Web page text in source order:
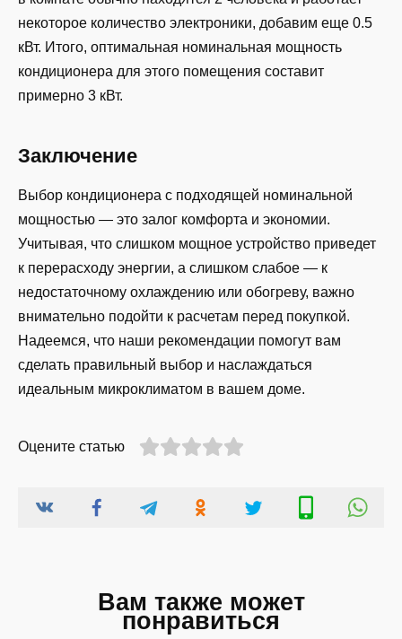
некоторое количество электроники, добавим еще 0.5
кВт. Итого, оптимальная номинальная мощность
кондиционера для этого помещения составит
примерно 3 кВт.
Заключение
Выбор кондиционера с подходящей номинальной
мощностью — это залог комфорта и экономии.
Учитывая, что слишком мощное устройство приведет
к перерасходу энергии, а слишком слабое — к
недостаточному охлаждению или обогреву, важно
внимательно подойти к расчетам перед покупкой.
Надеемся, что наши рекомендации помогут вам
сделать правильный выбор и наслаждаться
идеальным микроклиматом в вашем доме.
Оцените статью
Вам также может
понравиться